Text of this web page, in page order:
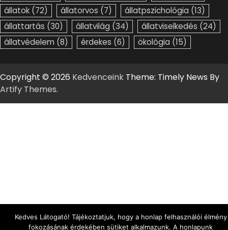
állatok (72) állatorvos (7) állatpszichológia (13)
állattartás (30) állatvilág (34) állatviselkedés (24)
állatvédelem (8) érdekes (6) ökológia (15)
Copyright © 2026 Kedvenceink Theme: Timely News By
Artify Themes.
Kedves Látogató! Tájékoztatjuk, hogy a honlap felhasználói élmény
fokozásának érdekében sütiket alkalmazunk. A honlapunk